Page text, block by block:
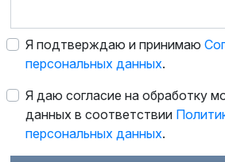
Я подтверждаю и принимаю
персональных данных.
Я даю согласие на обработку
данных в соответствии
персональных данных.